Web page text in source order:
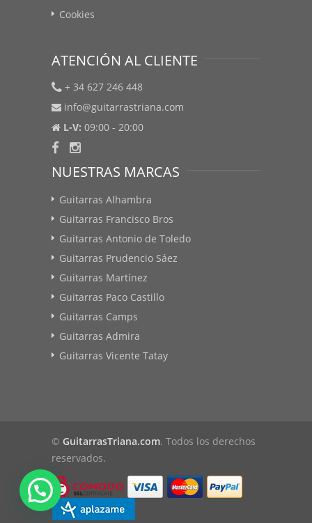
Cookies
ATENCIÓN AL CLIENTE
+ 34 627 246 448
info@guitarrastriana.com
L-V: 09:00 - 20:00
NUESTRAS MARCAS
Guitarras Alhambra
Guitarras Francisco Bros
Guitarras Antonio de Toledo
Guitarras Prudencio Sáez
Guitarras Martínez
Guitarras Paco Castillo
Guitarras Camps
Guitarras Admira
Guitarras Vicente Tatay
© GuitarrasTriana.com. Todos los derechos
reservados.